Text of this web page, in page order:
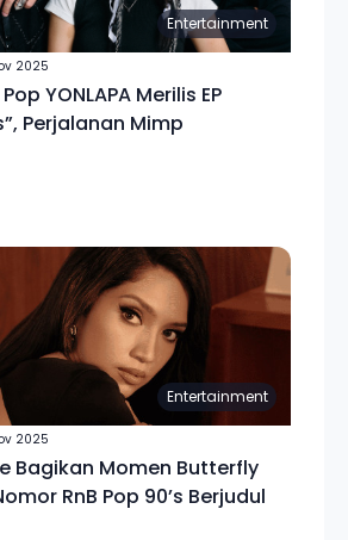
Entertainment
2025
YONLAPA Merilis EP
Perjalanan Mimp
Entertainment
2025
Bagikan Momen Butterfly
Berjudul